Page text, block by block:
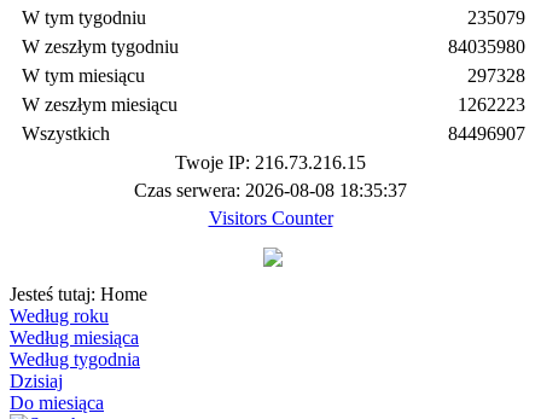
W tym tygodniu
W zeszłym tygodniu
W tym miesiącu
W zeszłym miesiącu
Wszystkich
235079
84035980
297328
1262223
84496907
Twoje IP: 216.73.216.15
Czas serwera: 2026-08-08 18:35:37
Visitors Counter
Jesteś tutaj: Home
Według roku
Według miesiąca
Według tygodnia
Dzisiaj
Do miesiąca